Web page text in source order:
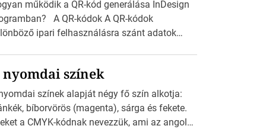
működik a QR-kód generálása InDesign
A QR-kódok A QR-kódok
ipari felhasználásra szánt adatok
A felhasználó okostelefonjára
egy QR-kód-leolvasó alkalmazást, ami
és dekódolni képes az URL-információt
átirányítja a telefon böngészőjét a cég
nyomdai színek
színek alapját négy fő szín alkotja:
bíborvörös (magenta), sárga és fekete.
a CMYK-kódnak nevezzük, ami az angol